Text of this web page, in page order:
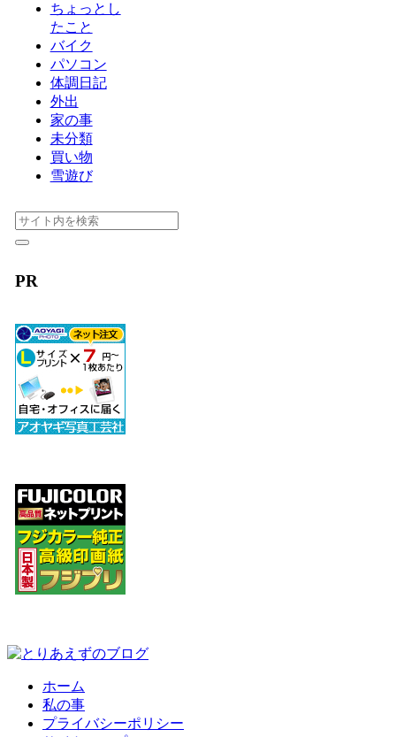
ちょっとし
たこと
バイク
パソコン
体調日記
外出
家の事
未分類
買い物
雪遊び
PR
ホーム
私の事
プライバシーポリシー